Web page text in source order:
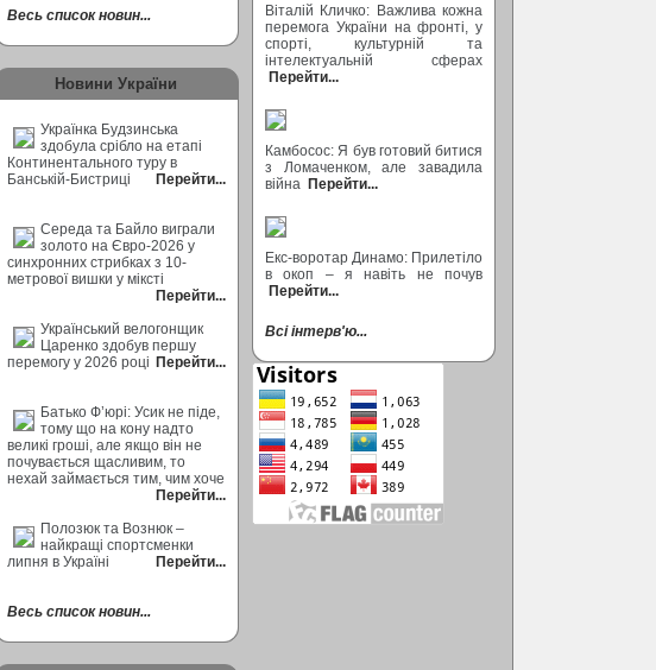
Весь список новин...
Новини України
Українка Будзинська
здобула срібло на етапі
Континентального туру в
Банській-Бистриці
Перейти...
Середа та Байло виграли
золото на Євро-2026 у
синхронних стрибках з 10-
метрової вишки у міксті
Перейти...
Український велогонщик
Царенко здобув першу
перемогу у 2026 році Перейти...
Батько Ф’юрі: Усик не піде,
тому що на кону надто
великі гроші, але якщо він не
почувається щасливим, то
нехай займається тим, чим хоче
Перейти...
Полозюк та Вознюк –
найкращі спортсменки
липня в Україні
Перейти...
Весь список новин...
Віталій Кличко: Важлива кожна
перемога України на фронті, у
спорті, культурній та
інтелектуальній сферах
Перейти...
Камбосос: Я був готовий битися
з Ломаченком, але завадила
війна Перейти...
Екс-воротар Динамо: Прилетіло
в окоп – я навіть не почув
Перейти...
Всі інтерв'ю...